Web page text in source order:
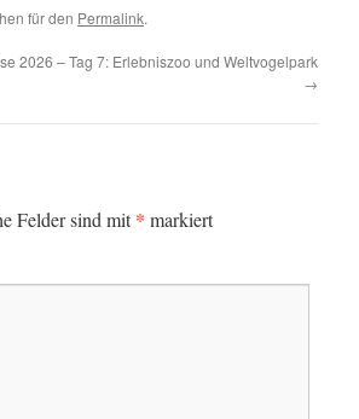
für den Permalink.
2026 – Tag 7: Erlebniszoo und Weltvogelpark
→
Felder sind mit* markiert